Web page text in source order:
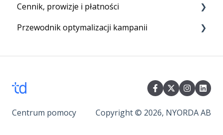
Vouchery i rabaty
Reklamy HTML
Raportowanie
Pliki cookie
Cennik, prowizje i płatności
Opłaty abonamentowe
Przewodnik optymalizacji kampanii
Centrum pomocy Copyright © 2026, NYORDA AB